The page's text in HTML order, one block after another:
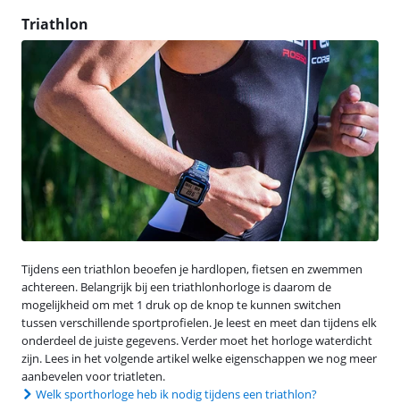
Triathlon
Tijdens een triathlon beoefen je hardlopen, fietsen en zwemmen
achtereen. Belangrijk bij een triathlonhorloge is daarom de
mogelijkheid om met 1 druk op de knop te kunnen switchen
tussen verschillende sportprofielen. Je leest en meet dan tijdens elk
onderdeel de juiste gegevens. Verder moet het horloge waterdicht
zijn. Lees in het volgende artikel welke eigenschappen we nog meer
aanbevelen voor triatleten.
Welk sporthorloge heb ik nodig tijdens een triathlon?